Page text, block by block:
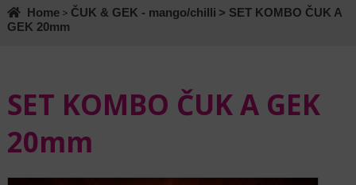
Home> ČUK & GEK - mango/chilli > SET KOMBO ČUK A
GEK 20mm
SET KOMBO ČUK A GEK
20mm